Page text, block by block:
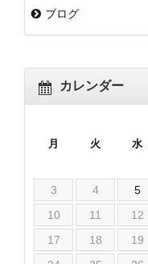
ブログ
カレンダー
月 火 水
3
4 5
10
11 12
17
18 19